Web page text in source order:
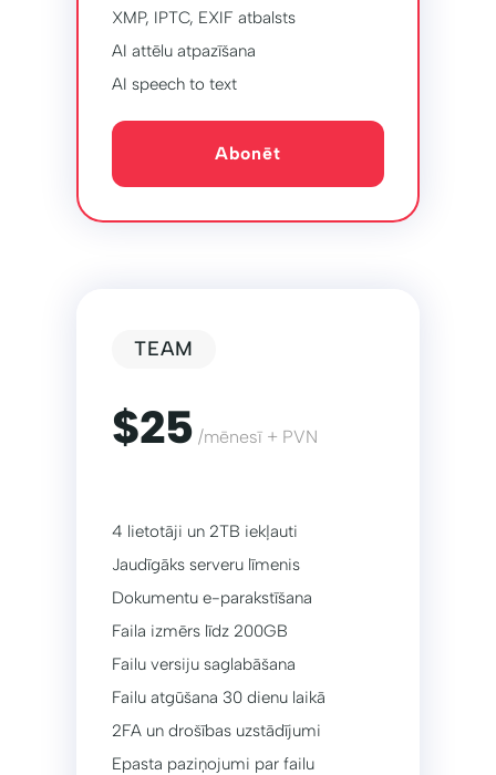
XMP, IPTC, EXIF ​​atbalsts
AI attēlu atpazīšana
AI speech to text
Abonēt
TEAM
$25 /mēnesī + PVN
4 lietotāji un 2TB iekļauti
Jaudīgāks serveru līmenis
Dokumentu e-parakstīšana
Faila izmērs līdz 200GB
Failu versiju saglabāšana
Failu atgūšana 30 dienu laikā
2FA un drošības uzstādījumi
Epasta paziņojumi par failu